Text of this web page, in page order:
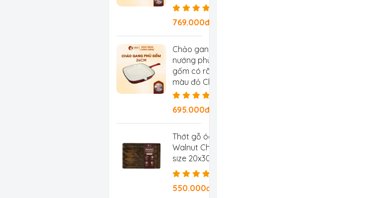
chống rỉ, chống xước
769.000đ/Chiếc
Chảo gang
nướng phủ
gốm có rãnh
màu đỏ Chef
Studio, đường
695.000đ/
Thớt gỗ óc chó
Walnut Chef Studio
size 20x30x2.5cm
550.000đ/Chiếc